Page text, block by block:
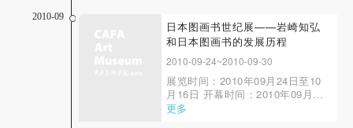
刘庆和、武艺 《“手头笔头”展序》
&n...
2010-09
日本图画书世纪展——岩崎知弘
和日本图画书的发展历程
2010-09-24~2010-09-30
展览时间：2010年09月24日至10
月16日 开幕时间：2010年09月24
日14：00 展览地点：中央美术学
更多